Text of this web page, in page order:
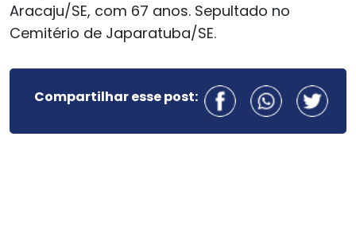
Aracaju/SE, com 67 anos. Sepultado no
Cemitério de Japaratuba/SE.
Compartilhar esse post: